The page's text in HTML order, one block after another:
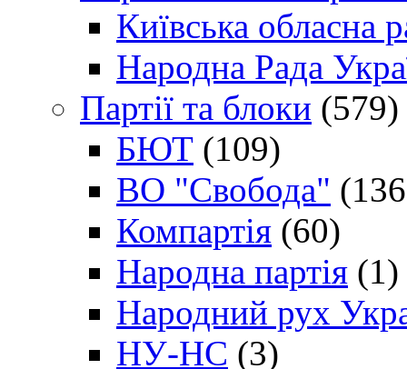
Київська обласна
Народна Рада
Партії та блоки (579)
БЮТ (109)
ВО "Свобода"
Компартія (60)
Народна партія (1)
Народний рух
НУ-НС (3)